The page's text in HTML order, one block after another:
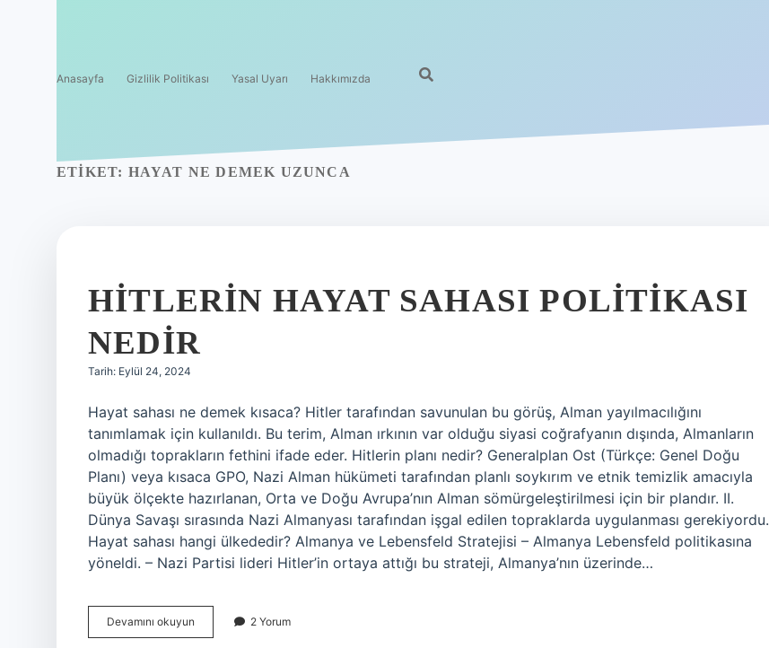
Anasayfa Gizlilik Politikası Yasal Uyarı Hakkımızda
ETIKET: HAYAT NE DEMEK UZUNCA
HITLERIN HAYAT SAHASI POLITIKASI
NEDIR
Tarih: Eylül 24, 2024
Hayat sahası ne demek kısaca? Hitler tarafından savunulan bu görüş, Alman yayılmacılığını
tanımlamak için kullanıldı. Bu terim, Alman ırkının var olduğu siyasi coğrafyanın dışında, Almanların
olmadığı toprakların fethini ifade eder. Hitlerin planı nedir? Generalplan Ost (Türkçe: Genel Doğu
Planı) veya kısaca GPO, Nazi Alman hükümeti tarafından planlı soykırım ve etnik temizlik amacıyla
büyük ölçekte hazırlanan, Orta ve Doğu Avrupa’nın Alman sömürgeleştirilmesi için bir plandır. II.
Dünya Savaşı sırasında Nazi Almanyası tarafından işgal edilen topraklarda uygulanması gerekiyordu.
Hayat sahası hangi ülkededir? Almanya ve Lebensfeld Stratejisi – Almanya Lebensfeld politikasına
yöneldi. – Nazi Partisi lideri Hitler’in ortaya attığı bu strateji, Almanya’nın üzerinde…
Devamını okuyun
Hayat
2 Yorum